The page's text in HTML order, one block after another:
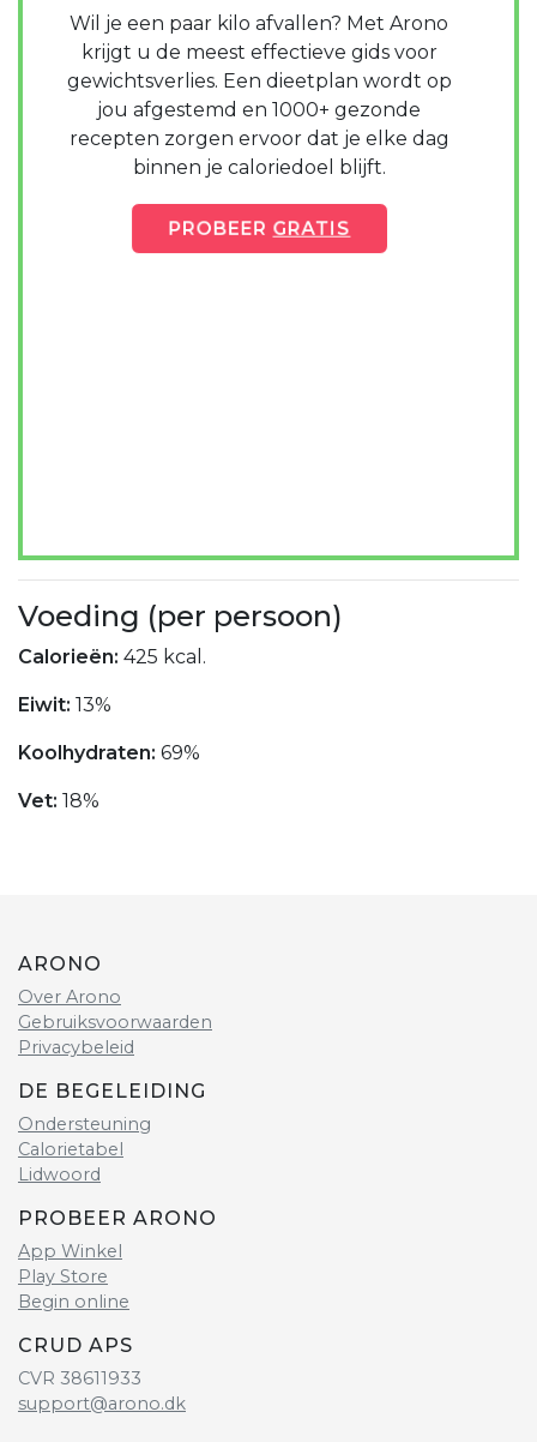
Wil je een paar kilo afvallen? Met Arono
krijgt u de meest effectieve gids voor
gewichtsverlies. Een dieetplan wordt op
jou afgestemd en 1000+ gezonde
recepten zorgen ervoor dat je elke dag
binnen je caloriedoel blijft.
PROBEER GRATIS
Voeding (per persoon)
Calorieën: 425 kcal.
Eiwit: 13%
Koolhydraten: 69%
Vet: 18%
ARONO
Over Arono
Gebruiksvoorwaarden
Privacybeleid
DE BEGELEIDING
Ondersteuning
Calorietabel
Lidwoord
PROBEER ARONO
App Winkel
Play Store
Begin online
CRUD APS
CVR 38611933
support@arono.dk